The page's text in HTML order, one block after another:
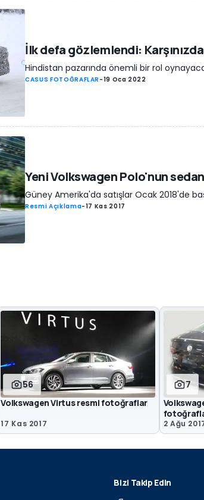
İlk defa gözlemlendi:
Hindistan pazarında önemli bir rol
CASUS FOTOĞRAFLAR -19 Oca 2022
Yeni Volkswagen Polo'nun
Güney Amerika'da satışlar Ocak 2018'de
Resmi Açıklama-17 Kas 2017
56
Volkswagen Virtus resmi fotoğraflar
17 Kas 2017
7
2 Ağu
Bizi Takip Edin